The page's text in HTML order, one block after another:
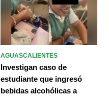
AGUASCALIENTES
Investigan caso de
estudiante que ingresó
bebidas alcohólicas a